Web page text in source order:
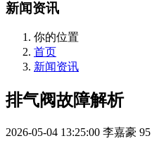
新闻资讯
你的位置
首页
新闻资讯
排气阀故障解析
2026-05-04 13:25:00 李嘉豪 95